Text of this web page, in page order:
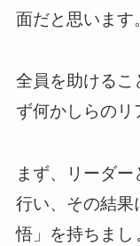
面だと思います。
全員を助ける
ず何かしらのリ
まず、リーダ
行い、その結果
悟」を持ちまし